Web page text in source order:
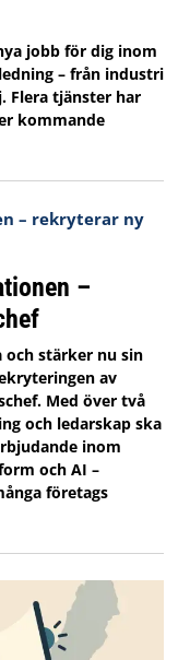
jobb för dig inom
– från industri
Flera tjänster har
kommande
–
och stärker nu sin
av
Med över två
och ledarskap ska
inom
och AI –
företags